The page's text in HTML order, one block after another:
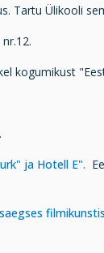
Tartu Ülikooli
kogumikust
ja Hotell E".